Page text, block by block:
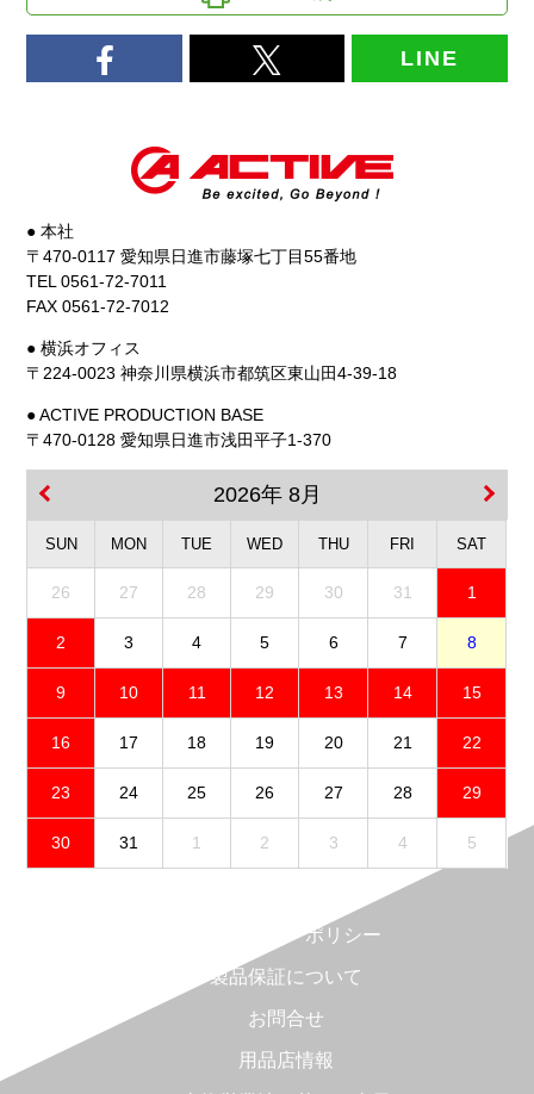
LINE
● 本社
〒470-0117 愛知県日進市藤塚七丁目55番地
TEL 0561-72-7011
FAX 0561-72-7012
● 横浜オフィス
〒224-0023 神奈川県横浜市都筑区東山田4-39-18
● ACTIVE PRODUCTION BASE
〒470-0128 愛知県日進市浅田平子1-370
2026年 8月
SUN MON TUE WED THU FRI SAT
26 27 28 29 30 31 1
2 3 4 5 6 7 8
9 10 11 12 13 14 15
16 17 18 19 20 21 22
23 24 25 26 27 28 29
30 31 1 2 3 4 5
プライバシーポリシー
製品保証について
お問合せ
用品店情報